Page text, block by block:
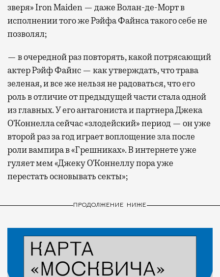
зверя» Iron Maiden — даже Волан-де-Морт в
исполнении того же Рэйфа Файнса такого себе не
позволял;
— в очередной раз повторять, какой потрясающий
актер Рэйф Файнс — как утверждать, что трава
зеленая, и все же нельзя не радоваться, что его
роль в отличие от предыдущей части стала одной
из главных. У его антагониста и партнера Джека
О’Коннелла сейчас «злодейский» период — он уже
второй раз за год играет воплощение зла после
роли вампира в «Грешниках». В интернете уже
гуляет мем «Джеку О’Коннеллу пора уже
перестать основывать секты»;
ПРОДОЛЖЕНИЕ НИЖЕ